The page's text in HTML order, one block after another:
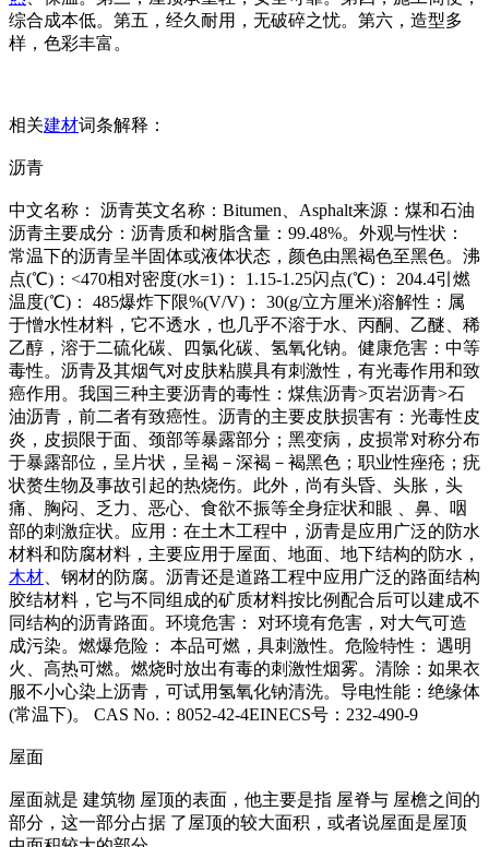
综合成本低。第五，经久耐用，无破碎之忧。第六，造型多
样，色彩丰富。
相关建材词条解释：
沥青
中文名称： 沥青英文名称：Bitumen、Asphalt来源：煤和石油
沥青主要成分：沥青质和树脂含量：99.48%。外观与性状：
常温下的沥青呈半固体或液体状态，颜色由黑褐色至黑色。沸
点(℃)：<470相对密度(水=1)： 1.15-1.25闪点(℃)： 204.4引燃
温度(℃)： 485爆炸下限%(V/V)： 30(g/立方厘米)溶解性：属
于憎水性材料，它不透水，也几乎不溶于水、丙酮、乙醚、稀
乙醇，溶于二硫化碳、四氯化碳、氢氧化钠。健康危害：中等
毒性。沥青及其烟气对皮肤粘膜具有刺激性，有光毒作用和致
癌作用。我国三种主要沥青的毒性：煤焦沥青>页岩沥青>石
油沥青，前二者有致癌性。沥青的主要皮肤损害有：光毒性皮
炎，皮损限于面、颈部等暴露部分；黑变病，皮损常对称分布
于暴露部位，呈片状，呈褐－深褐－褐黑色；职业性痤疮；疣
状赘生物及事故引起的热烧伤。此外，尚有头昏、头胀，头
痛、胸闷、乏力、恶心、食欲不振等全身症状和眼 、鼻、咽
部的刺激症状。应用：在土木工程中，沥青是应用广泛的防水
材料和防腐材料，主要应用于屋面、地面、地下结构的防水，
木材 、钢材的防腐。沥青还是道路工程中应用广泛的路面结构
胶结材料，它与不同组成的矿质材料按比例配合后可以建成不
同结构的沥青路面。环境危害： 对环境有危害，对大气可造
成污染。燃爆危险： 本品可燃，具刺激性。危险特性： 遇明
火、高热可燃。燃烧时放出有毒的刺激性烟雾。清除：如果衣
服不小心染上沥青，可试用氢氧化钠清洗。导电性能：绝缘体
(常温下)。 CAS No.：8052-42-4EINECS号：232-490-9
屋面
屋面就是 建筑物 屋顶的表面，他主要是指 屋脊与 屋檐之间的
部分，这一部分占据 了屋顶的较大面积，或者说屋面是屋顶